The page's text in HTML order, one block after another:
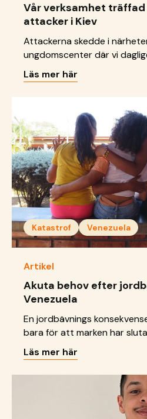
Vår verksamhet
attacker i Kiev
Attackerna skedde i
ungdomscenter där vi
unga och familjer.
Läs mer här
Katastrof Venezuela
Artikel
Akuta behov efter
Venezuela
En jordbävnings
bara för att marken har
vi gör just nu.
Läs mer här